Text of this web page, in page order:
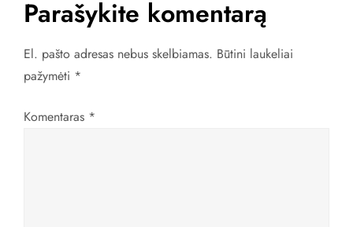
g
a
c
i
Parašykite komentarą
El. pašto adresas nebus skelbiamas. Būtini laukeliai
pažymėti *
Komentaras *